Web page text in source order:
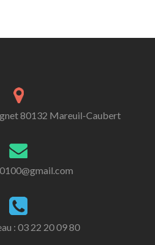
80132 Mareuil-Caubert
: 03 22 20 09 80